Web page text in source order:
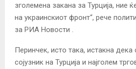
зголемена закана за Турција, ние
на украинскиот фронт“, рече
за РИА Новости .
Перинчек, исто така, истакна дека
сојузник на Турција и најголем